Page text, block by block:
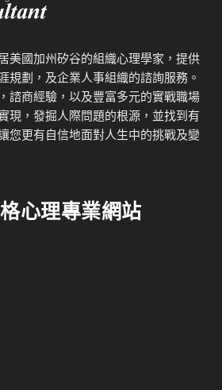
美國加州矽谷的組織心理學家，提供
規劃，及企業人事組織的諮詢服務。
諮商經驗，以及豐富多元的實戰職場
現，發掘人際問題的根源，並找到有
您更有自信地面對人生中的挑戰及變
心理專業網站